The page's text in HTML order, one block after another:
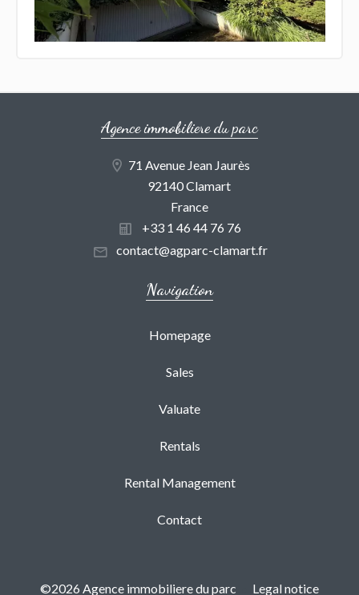
Agence immobiliere du parc
71 Avenue Jean Jaurès
92140 Clamart
France
+33 1 46 44 76 76
contact@agparc-clamart.fr
Navigation
Homepage
Sales
Valuate
Rentals
Rental Management
Contact
©2026 Agence immobiliere du parc Legal notice